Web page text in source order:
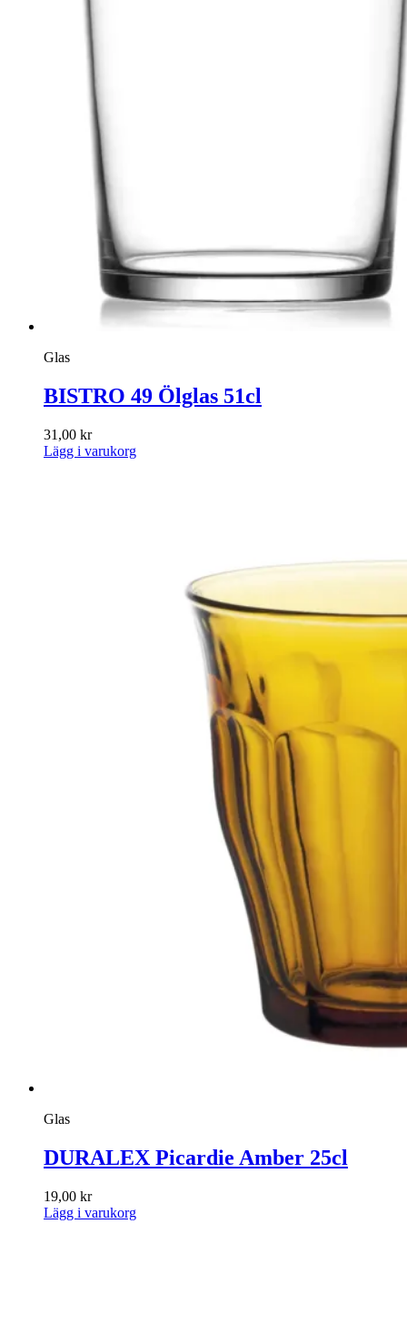
Glas
BISTRO 49 Ölglas 51cl
31,00 kr
Lägg i varukorg
Glas
DURALEX Picardie Amber 25cl
19,00 kr
Lägg i varukorg